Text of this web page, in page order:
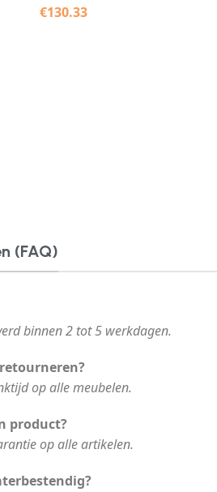
€130.33
(FAQ)
binnen 2 tot 5 werkdagen.
op alle meubelen.
product?
op alle artikelen.